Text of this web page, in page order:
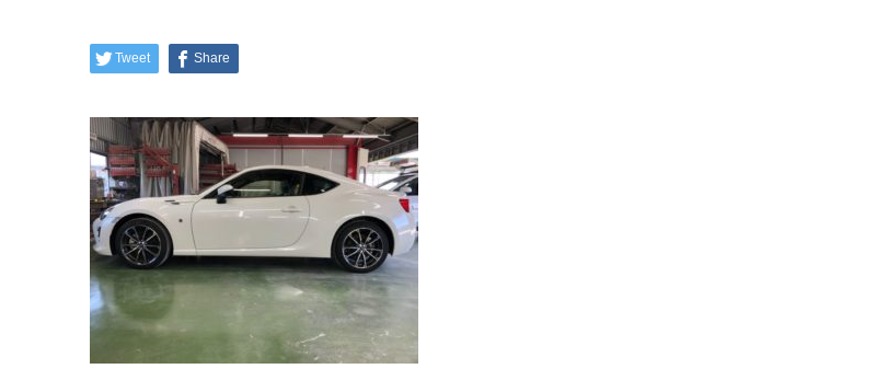
Tweet Share